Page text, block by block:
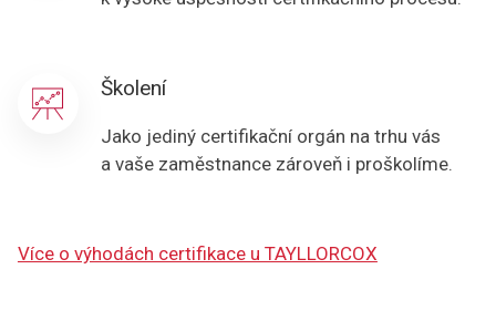
Školení
Jako jediný certifikační orgán na trhu vás
a vaše zaměstnance zároveň i proškolíme.
Více o výhodách certifikace u TAYLLORCOX